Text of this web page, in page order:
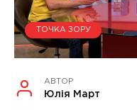
ТОЧКА ЗОРУ
АВТОР
Юлія Март